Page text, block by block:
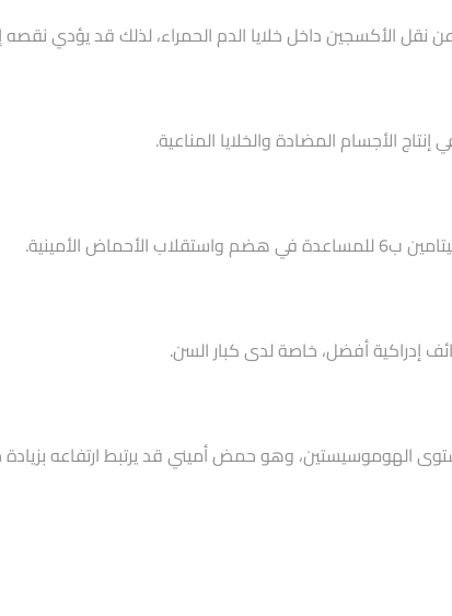
الأجسام المضادة والخلايا المناعية.
الأمينية.